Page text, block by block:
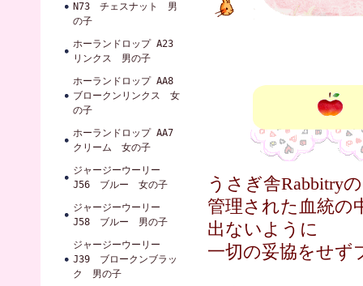
N73 チェスナット 男
の子
ホーランドロップ A23
リンクス 男の子
ホーランドロップ AA8
ブロークンリンクス 女
の子
ホーランドロップ AA7
クリーム 女の子
ジャージーウーリー
J56 ブルー 女の子
ジャージーウーリー
J58 ブルー 男の子
ジャージーウーリー
J39 ブロークンブラッ
ク 男の子
うさぎ舎Rabbitry
管理された血統の
出ないように
一切の妥協をせず